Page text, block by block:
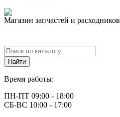
Магазин запчастей и расходников
Время работы:
ПН-ПТ 09:00 - 18:00
СБ-ВС 10:00 - 17:00